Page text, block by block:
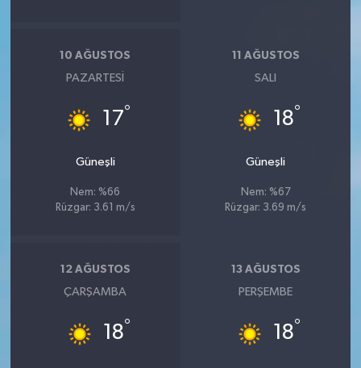
10 AĞUSTOS
PAZARTESI
17°
Güneşli
Nem: %66
Rüzgar: 3.61 m/s
11 AĞUSTOS
SALI
18°
Güneşli
Nem: %67
Rüzgar: 3.69 m/s
12 AĞUSTOS
ÇARŞAMBA
18°
13 AĞUSTOS
PERŞEMBE
18°